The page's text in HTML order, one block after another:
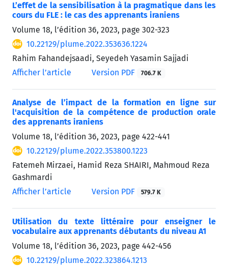
L’effet de la sensibilisation à la pragmatique dans les
cours du FLE : le cas des apprenants iraniens
Volume 18, l’édition 36, 2023, page 302-323
10.22129/plume.2022.353636.1224
Rahim Fahandejsaadi, Seyedeh Yasamin Sajjadi
Afficher l’article
Version PDF 706.7 K
Analyse de l’impact de la formation en ligne sur
l'acquisition de la compétence de production orale
des apprenants iraniens
Volume 18, l’édition 36, 2023, page 422-441
10.22129/plume.2022.353800.1223
Fatemeh Mirzaei, Hamid Reza SHAIRI, Mahmoud Reza
Gashmardi
Afficher l’article
Version PDF 579.7 K
Utilisation du texte littéraire pour enseigner le
vocabulaire aux apprenants débutants du niveau A1
Volume 18, l’édition 36, 2023, page 442-456
10.22129/plume.2022.323864.1213